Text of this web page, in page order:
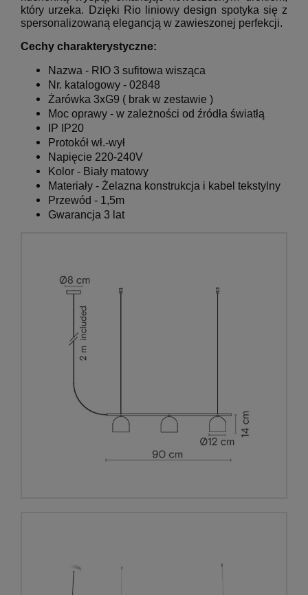
który urzeka.
Dzięki Rio liniowy design spotyka się z
spersonalizowaną elegancją w zawieszonej perfekcji.
Cechy charakterystyczne:
Nazwa - RIO 3 sufitowa wisząca
Nr. katalogowy - 02848
Żarówka 3xG9 ( brak w zestawie )
Moc oprawy - w zależności od źródła światłą
IP IP20
Protokół wł.-wył
Napięcie 220-240V
Kolor - Biały matowy
Materiały - Żelazna konstrukcja i kabel tekstylny
Przewód - 1,5m
Gwarancja 3 lat